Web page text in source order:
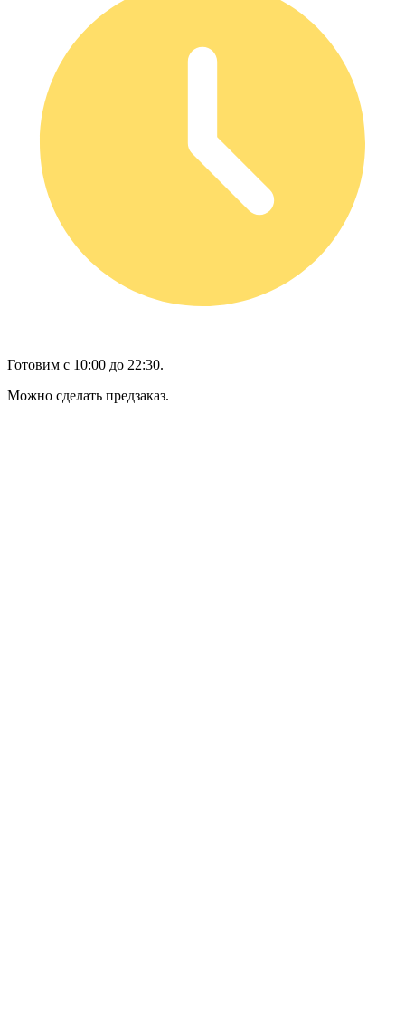
Готовим с 10:00 до 22:30.
Можно сделать предзаказ.